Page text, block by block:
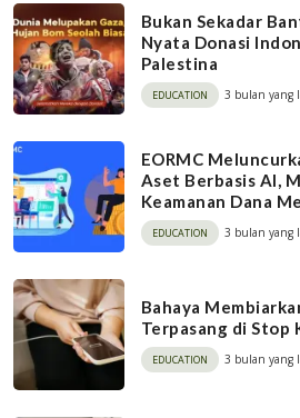
Bukan Sekadar
Nyata Donasi
Palestina
EDUCATION 3 bulan yang
EORMC
Aset Berbasis AI,
Keamanan Dana
EDUCATION 3 bulan yang
Bahaya
Terpasang di Stop
EDUCATION 3 bulan yang